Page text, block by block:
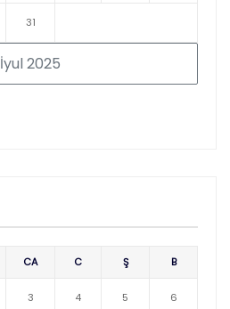
İyul 2025
31
CA C Ş B
3 4 5 6